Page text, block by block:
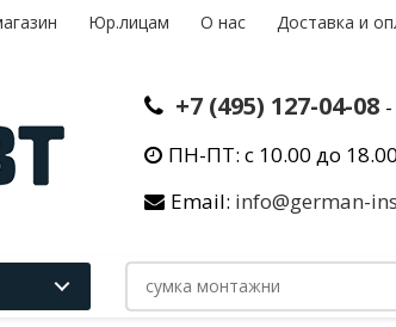
Юр.лицам О нас Доставка и
+7 (495) 127-04-08
ПН-ПТ: с 10.00 до 18.00
Email: info@german-